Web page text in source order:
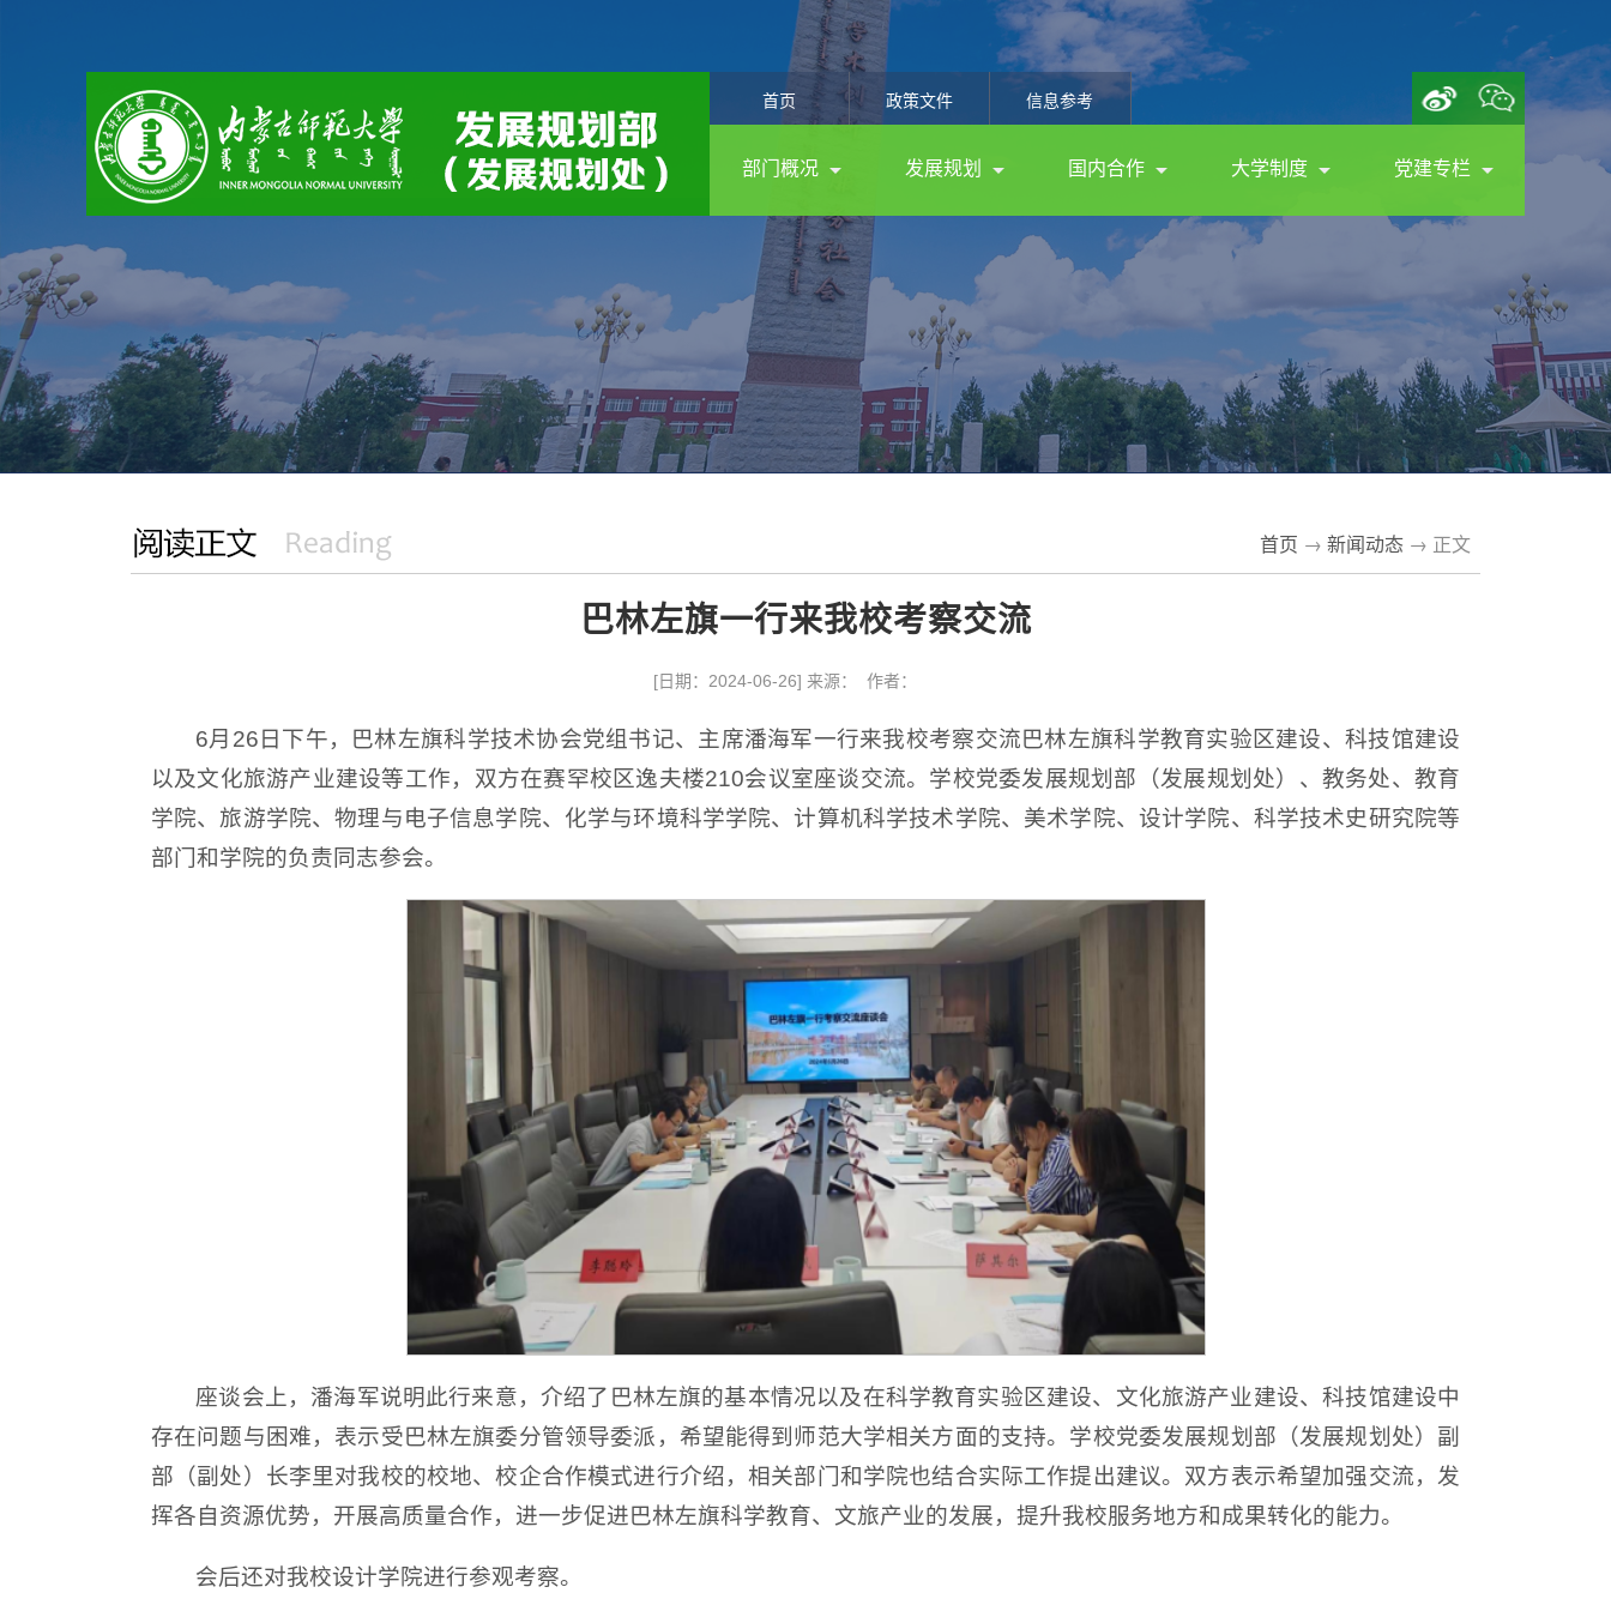
部门概况 发展规划 国内合作 大学制度 党建专栏
首页 政策文件 信息参考
首页 → 新闻动态 → 正文
巴林左旗一行来我校考察交流
[日期：2024-06-26] 来源： 作者：
6月26日下午，巴林左旗科学技术协会党组书记、主席潘海军一行来我校考察交流巴林左旗科学教育实验区建设、科技馆建设
以及文化旅游产业建设等工作，双方在赛罕校区逸夫楼210会议室座谈交流。学校党委发展规划部（发展规划处）、教务处、教育
学院、旅游学院、物理与电子信息学院、化学与环境科学学院、计算机科学技术学院、美术学院、设计学院、科学技术史研究院等
部门和学院的负责同志参会。
座谈会上，潘海军说明此行来意，介绍了巴林左旗的基本情况以及在科学教育实验区建设、文化旅游产业建设、科技馆建设中
存在问题与困难，表示受巴林左旗委分管领导委派，希望能得到师范大学相关方面的支持。学校党委发展规划部（发展规划处）副
部（副处）长李里对我校的校地、校企合作模式进行介绍，相关部门和学院也结合实际工作提出建议。双方表示希望加强交流，发
挥各自资源优势，开展高质量合作，进一步促进巴林左旗科学教育、文旅产业的发展，提升我校服务地方和成果转化的能力。
会后还对我校设计学院进行参观考察。